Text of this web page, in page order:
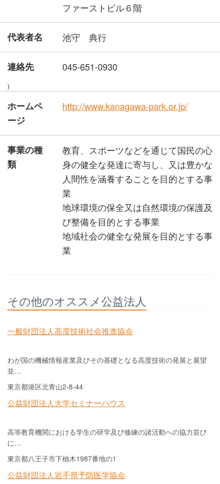
ファーストビル６階
代表者名 池守 典行
連絡先 045-651-0930
)
ホームペ
ージ
http://www.kanagawa-park.or.jp/
事業の種
類
教育、スポーツなどを通じて国民の心
身の健全な発達に寄与し、又は豊かな
人間性を涵養することを目的とする事
業
地球環境の保全又は自然環境の保護及
び整備を目的とする事業
地域社会の健全な発展を目的とする事
業
その他のオススメ公益法人
一般財団法人高度技術社会推進協会
わが国の機械情報産業及びその基礎となる高度技術の発展と展望
並…
東京都港区北青山2-8-44
公益財団法人大学セミナーハウス
高等教育機関における学生の研学及び修練の諸活動への協力並び
に…
東京都八王子市下柚木1987番地の1
公益財団法人岩手県予防医学協会